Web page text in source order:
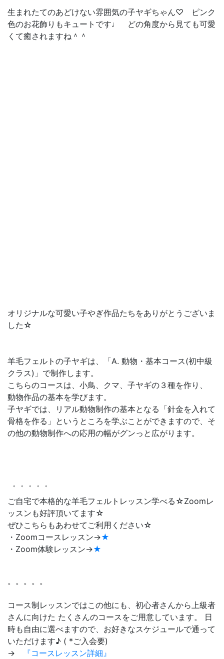
生まれたてのあどけない雰囲気の子ヤギちゃん♡ ピンク
色のお花飾りもキュートです♩ どの角度から見ても可愛
くて癒されますね＾＾
オリジナルな可愛い子やぎ作品たちをありがとうございま
した☆
羊毛フェルトの子ヤギは、「A. 動物・基本コース(初中級
クラス)」で制作します。
こちらのコースは、小鳥、クマ、子ヤギの３種を作り、
動物作品の基本を学びます。
子ヤギでは、リアル動物制作の基本となる「針金を入れて
骨格を作る」というところを学ぶことができますので、そ
の他の動物制作への応用の幅がグンっと広がります。
゜゜゜゜゜
ご自宅で本格的な羊毛フェルトレッスン学べる☆Zoomレ
ッスンも好評頂いてます☆
ぜひこちらもあわせてご利用ください☆
・Zoomコースレッスン→★
・Zoom体験レッスン→★
。。。。。
コース制レッスンではこの他にも、初心者さんから上級者
さんに向けた たくさんのコースをご用意しています。 日
時も自由に選べますので、お好きなスケジュールで通って
いただけます♪ ( *ご入会要)
→
『コースレッスン詳細』